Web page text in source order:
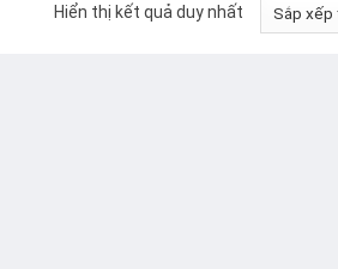
Hiển thị kết quả duy nhất